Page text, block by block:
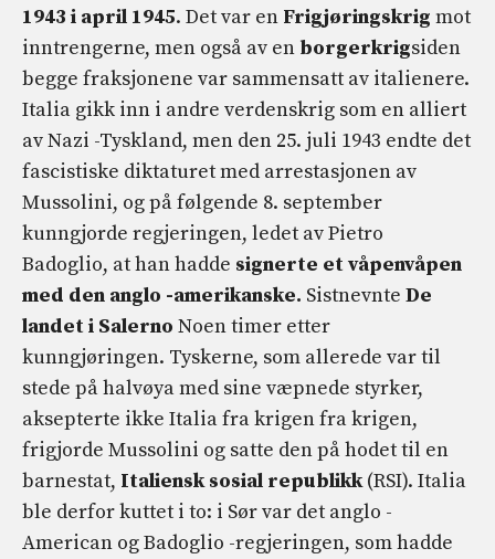
1943 i april 1945. Det var en Frigjøringskrig mot
inntrengerne, men også av en borgerkrigsiden
begge fraksjonene var sammensatt av italienere.
Italia gikk inn i andre verdenskrig som en alliert
av Nazi -Tyskland, men den 25. juli 1943 endte det
fascistiske diktaturet med arrestasjonen av
Mussolini, og på følgende 8. september
kunngjorde regjeringen, ledet av Pietro
Badoglio, at han hadde signerte et våpenvåpen
med den anglo -amerikanske. Sistnevnte De
landet i Salerno Noen timer etter
kunngjøringen. Tyskerne, som allerede var til
stede på halvøya med sine væpnede styrker,
aksepterte ikke Italia fra krigen fra krigen,
frigjorde Mussolini og satte den på hodet til en
barnestat, Italiensk sosial republikk(RSI). Italia
ble derfor kuttet i to: i Sør var det anglo -
American og Badoglio -regjeringen, som hadde